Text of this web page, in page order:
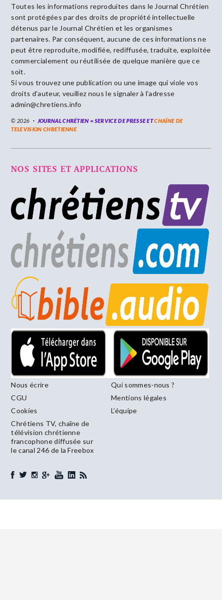
Toutes les informations reproduites dans le Journal Chrétien
sont protégées par des droits de propriété intellectuelle
détenus par le Journal Chrétien et les organismes
partenaires. Par conséquent, aucune de ces informations ne
peut être reproduite, modifiée, rediffusée, traduite, exploitée
commercialement ou réutilisée de quelque manière que ce
soit.
Si vous trouvez une publication ou une image qui viole vos
droits d’auteur, veuillez nous le signaler à l’adresse
admin@chretiens.info
© 2026 JOURNAL CHRÉTIEN = SERVICE DE PRESSE ETCHAÎNE DE
TELEVISION CHRETIENNE
NOS SITES ET APPLICATIONS
Nous écrire
Qui sommes-nous ?
CGU
Mentions légales
Cookies
L’équipe
Chrétiens TV, chaîne de
télévision chrétienne
francophone diffusée sur
le canal 246 de la Freebox